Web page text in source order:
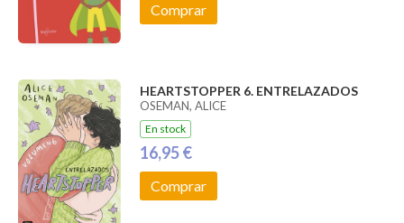
Comprar
HEARTSTOPPER 6. ENTRELAZADOS
OSEMAN, ALICE
En stock
16,95 €
Comprar